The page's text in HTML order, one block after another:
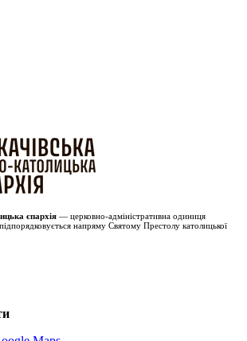
єпархія — церковно-адміністративна одиниця
напряму Святому Престолу католицької